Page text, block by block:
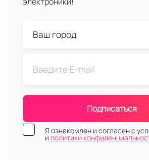
Подписаться
Я ознакомлен и согласен с
и политики